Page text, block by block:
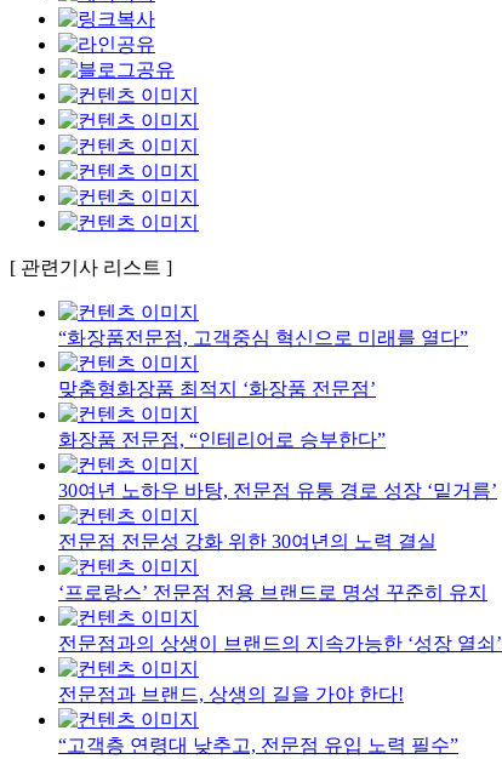
[ 관련기사 리스트 ]
“화장품전문점, 고객중심 혁신으로 미래를 열다”
맞춤형화장품 최적지 ‘화장품 전문점’
화장품 전문점, “인테리어로 승부한다”
30여년 노하우 바탕, 전문점 유통 경로 성장 ‘밑거름’
전문점 전문성 강화 위한 30여년의 노력 결실
‘프로랑스’ 전문점 전용 브랜드로 명성 꾸준히 유지
전문점과의 상생이 브랜드의 지속가능한 ‘성장 열쇠’
전문점과 브랜드, 상생의 길을 가야 한다!
“고객층 연령대 낮추고, 전문점 유입 노력 필수”